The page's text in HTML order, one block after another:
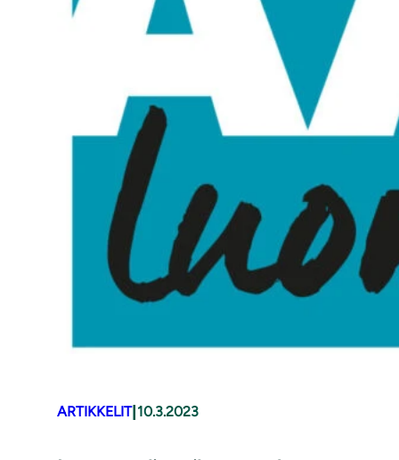
ARTIKKELIT|10.3.2023